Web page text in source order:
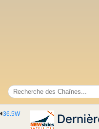
36.5W